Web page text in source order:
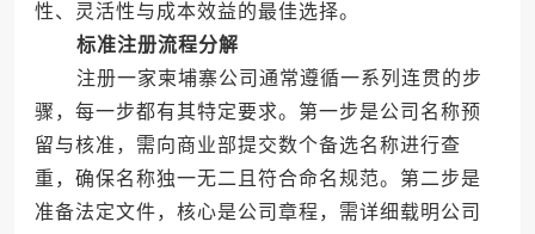
性、灵活性与成本效益的最佳选择。
标准注册流程分解
注册一家柬埔寨公司通常遵循一系列连贯的步
骤，每一步都有其特定要求。第一步是公司名称预
留与核准，需向商业部提交数个备选名称进行查
重，确保名称独一无二且符合命名规范。第二步是
准备法定文件，核心是公司章程，需详细载明公司